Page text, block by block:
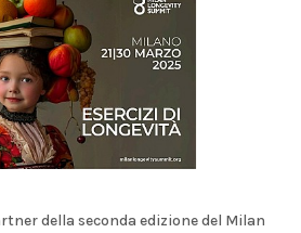
della seconda edizione del Milan